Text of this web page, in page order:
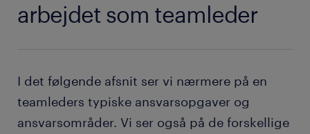
arbejdet som teamleder
I det følgende afsnit ser vi nærmere på en
teamleders typiske ansvarsopgaver og
ansvarsområder. Vi ser også på de forskellige